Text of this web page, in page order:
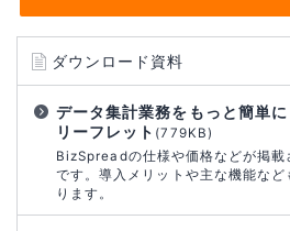
ダウンロード資料
データ集計業務をもっと簡単
リーフレット (779KB)
BizSpreadの仕様や価格などが掲載
です。導入メリットや主な機能な
ります。